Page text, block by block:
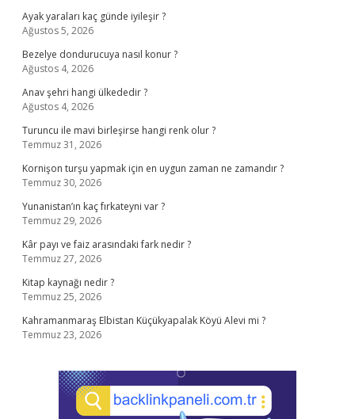
Ayak yaraları kaç günde iyileşir ?
Ağustos 5, 2026
Bezelye dondurucuya nasıl konur ?
Ağustos 4, 2026
Anav şehri hangi ülkededir ?
Ağustos 4, 2026
Turuncu ile mavi birleşirse hangi renk olur ?
Temmuz 31, 2026
Kornişon turşu yapmak için en uygun zaman ne zamandır ?
Temmuz 30, 2026
Yunanistan’ın kaç fırkateyni var ?
Temmuz 29, 2026
Kâr payı ve faiz arasındaki fark nedir ?
Temmuz 27, 2026
Kitap kaynağı nedir ?
Temmuz 25, 2026
Kahramanmaraş Elbistan Küçükyapalak Köyü Alevi mi ?
Temmuz 23, 2026